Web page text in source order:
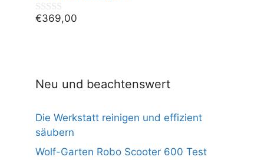
0
€369,00
Neu und beachtenswert
Die Werkstatt reinigen und effizient
säubern
Wolf-Garten Robo Scooter 600 Test